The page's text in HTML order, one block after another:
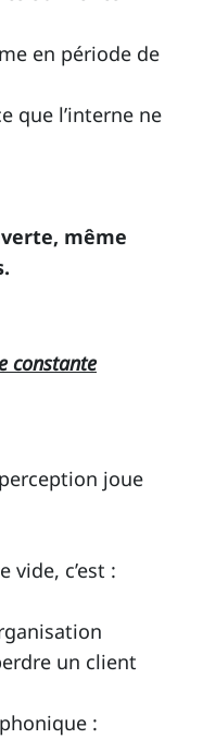
en période de
que l’interne ne
même
constante
joue
vide, c’est :
un client
: